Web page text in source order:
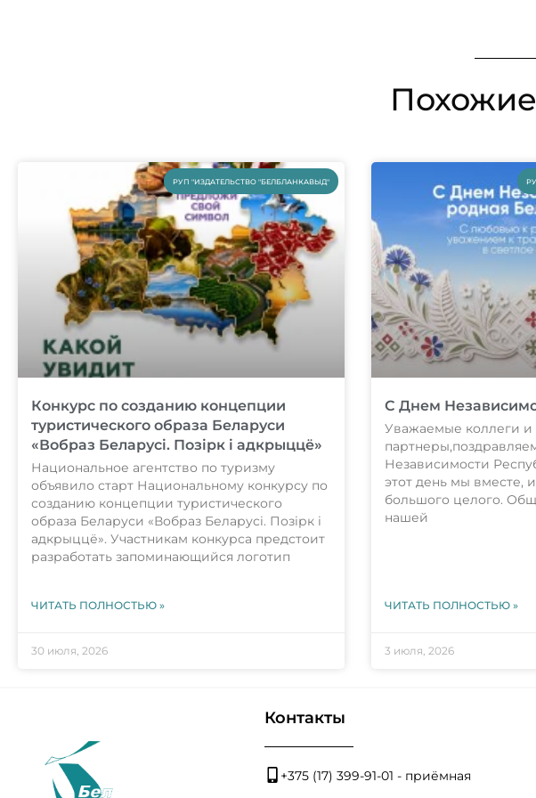
РУП "ИЗДАТЕЛЬСТВО "БЕЛБЛАНКАВЫД"
Конкурс по созданию концепции
туристического образа Беларуси
«Вобраз Беларусi. Позiрк i адкрыццё»
Национальное агентство по туризму
объявило старт Национальному конкурсу по
созданию концепции туристического
образа Беларуси «Вобраз Беларусi. Позiрк i
адкрыццё». Участникам конкурса предстоит
разработать запоминающийся логотип
ЧИТАТЬ ПОЛНОСТЬЮ »
30 июля, 2026
С Днем
Уважаемые коллеги и
Независимости
этот день мы вместе,
большого целого.
нашей
ЧИТАТЬ ПОЛНОСТЬЮ »
3 июля, 2026
Контакты
+375 (17) 399-91-01 - приёмная